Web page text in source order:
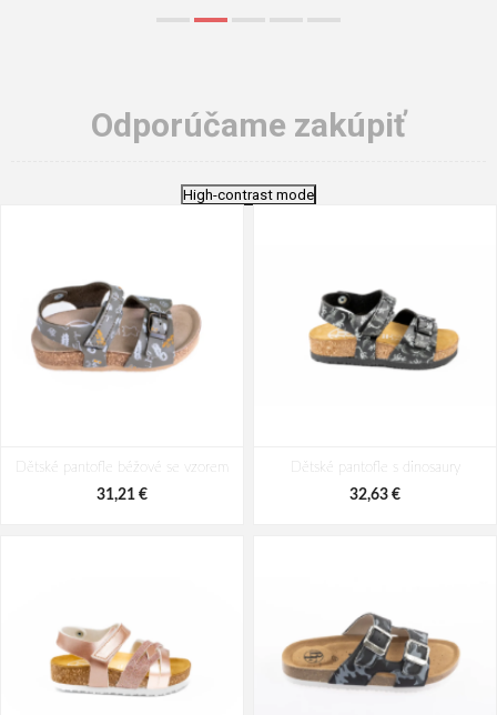
Odporúčame zakúpiť
High-contrast mode
Dětské pantofle béžové se vzorem
31,21 €
Dětské pantofle s dinosaury
32,63 €